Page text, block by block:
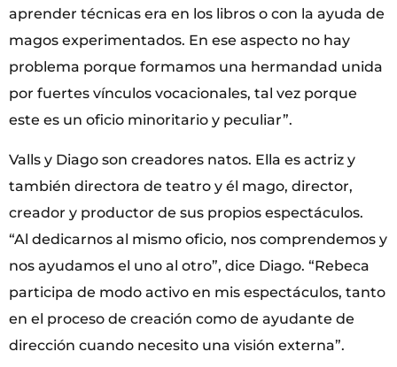
aprender técnicas era en los libros o con la ayuda de
magos experimentados. En ese aspecto no hay
problema porque formamos una hermandad unida
por fuertes vínculos vocacionales, tal vez porque
este es un oficio minoritario y peculiar”.
Valls y Diago son creadores natos. Ella es actriz y
también directora de teatro y él mago, director,
creador y productor de sus propios espectáculos.
“Al dedicarnos al mismo oficio, nos comprendemos y
nos ayudamos el uno al otro”, dice Diago. “Rebeca
participa de modo activo en mis espectáculos, tanto
en el proceso de creación como de ayudante de
dirección cuando necesito una visión externa”.